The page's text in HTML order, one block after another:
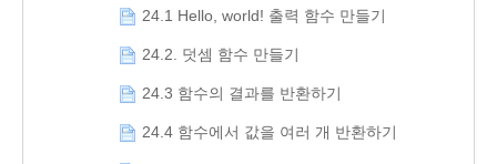
24.1 Hello, world! 출력 함수 만들기
24.2. 덧셈 함수 만들기
24.3 함수의 결과를 반환하기
24.4 함수에서 값을 여러 개 반환하기